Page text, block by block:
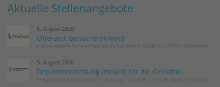
Aktuelle Stellenangebote
5. August 2026
Oberarzt Geriatrie (m/w/d)
5. August 2026
Departmentleitung (m/w/d) für die Geriatrie